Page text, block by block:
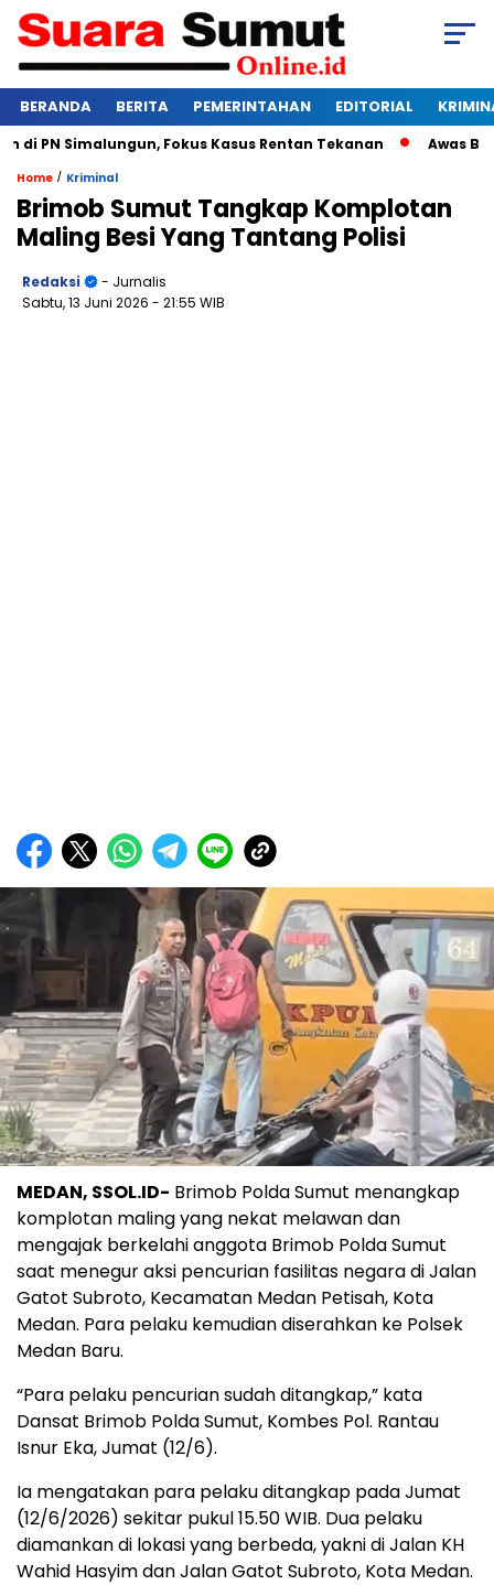
BERANDA BERITA PEMERINTAHAN EDITORIAL
Simalungun, Fokus Kasus Rentan Tekanan Awas
Home / Kriminal
Brimob Sumut Tangkap Komplotan
Maling Besi Yang Tantang Polisi
Redaksi
- Jurnalis
Sabtu, 13 Juni 2026 - 21:55 WIB
MEDAN, SSOL.ID- Brimob Polda Sumut menangkap
komplotan maling yang nekat melawan dan
mengajak berkelahi anggota Brimob Polda Sumut
saat menegur aksi pencurian fasilitas negara di Jalan
Gatot Subroto, Kecamatan Medan Petisah, Kota
Medan. Para pelaku kemudian diserahkan ke Polsek
Medan Baru.
“Para pelaku pencurian sudah ditangkap,” kata
Dansat Brimob Polda Sumut, Kombes Pol. Rantau
Isnur Eka, Jumat (12/6).
Ia mengatakan para pelaku ditangkap pada Jumat
(12/6/2026) sekitar pukul 15.50 WIB. Dua pelaku
diamankan di lokasi yang berbeda, yakni di Jalan KH
Wahid Hasyim dan Jalan Gatot Subroto, Kota Medan.